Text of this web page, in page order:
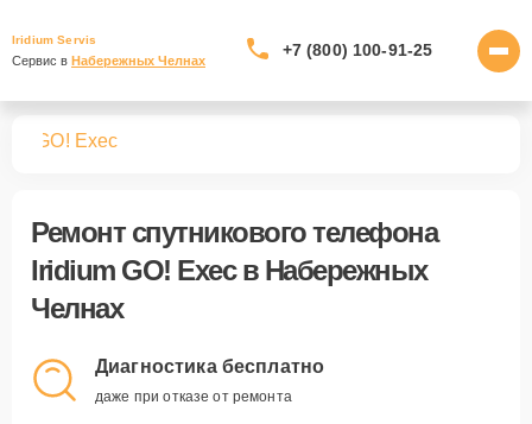
Iridium Servis
Сервис в Набережных Челнах
+7 (800) 100-91-25
GO! Exec
Ремонт спутникового телефона
Iridium GO! Execв Набережных
Челнах
Диагностика бесплатно
даже при отказе от ремонта